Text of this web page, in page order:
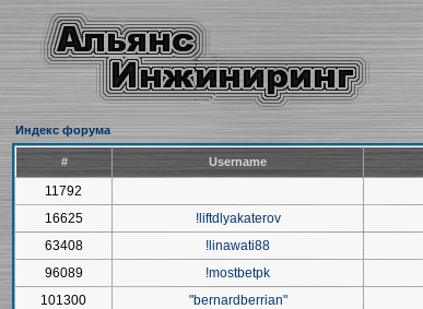
Индекс форума
# Username
11792
16625
!liftdlyakaterov
63408
!linawati88
96089
!mostbetpk
101300
"bernardberrian"